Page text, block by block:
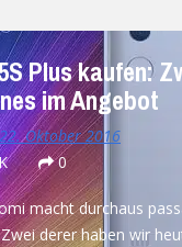
Plus kaufen:
im Angebot
22. Oktober 2016
0
macht durchaus
derer haben wir